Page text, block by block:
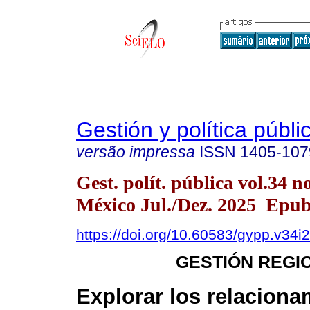
Gestión y política
versão impressa ISSN 1405-
Gest. polít. pública vol.34
México Jul./Dez. 2025
https://doi.org/10.60583/
GESTIÓN
Explorar los